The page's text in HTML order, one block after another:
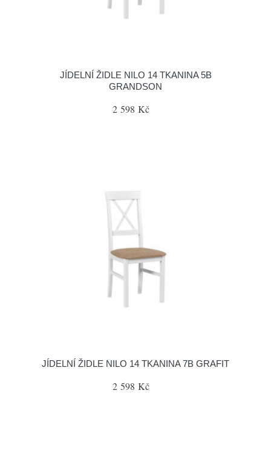
JÍDELNÍ ŽIDLE NILO 14 TKANINA 5B
GRANDSON
2 598 Kč
JÍDELNÍ ŽIDLE NILO 14 TKANINA 7B GRAFIT
2 598 Kč